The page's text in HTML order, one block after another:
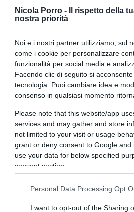
Nicola Porro -
Il rispetto della
nostra priorità
Noi e i nostri partner utilizziamo, sul
come i cookie per personalizzare
funzionalità per social media e
Facendo clic di seguito si
tecnologia. Puoi cambiare idea e
consenso in qualsiasi momento
Please note that this website/app
services and may gather and store
not limited to your visit or usage
grant or deny consent to Google
use your data for below specified
consent section.
Personal Data Processing Opt
I want to opt-out of the Sharing
PAGINA
PRECEDENTE
SEDUTE SATIRICHE
Vignetta del 07/08/
Vai